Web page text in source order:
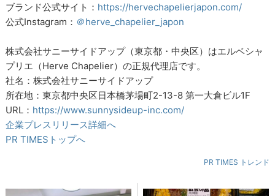
ブランド公式サイト： https://hervechapelierjapon.com/
公式Instagram： ＠herve_chapelier_japon
株式会社サニーサイドアップ（東京都・中央区）はエルベシャ
プリエ（Herve Chapelier）の正規代理店です。
社名：株式会社サニーサイドアップ
所在地：東京都中央区日本橋茅場町2-13-8 第一大倉ビル1F
URL： https://www.sunnysideup-inc.com/
企業プレスリリース詳細へ
PR TIMESトップへ
PR TIMES トレンド